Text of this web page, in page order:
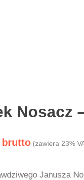
Nosacz
(zawiera 23%
Janusza